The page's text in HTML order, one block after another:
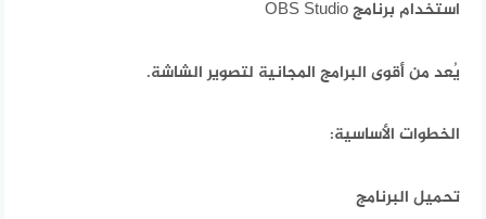
استخدام برنامج OBS Studio
يُعد من أقوى البرامج المجانية لتصوير الشاشة.
الخطوات الأساسية:
تحميل البرنامج